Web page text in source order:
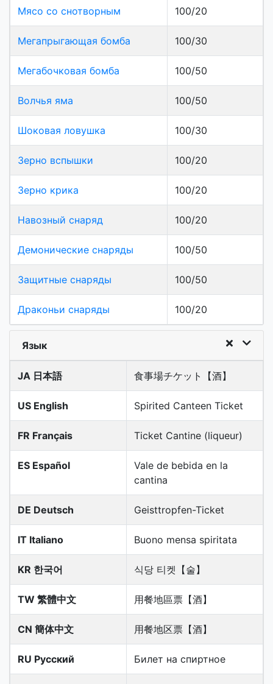
Мясо со снотворным 100/20
Мегапрыгающая бомба 100/30
Мегабочковая бомба 100/50
Волчья яма 100/50
Шоковая ловушка 100/30
Зерно вспышки 100/20
Зерно крика 100/20
Навозный снаряд 100/20
Демонические снаряды 100/50
Защитные снаряды 100/50
Драконьи снаряды 100/20
Язык
JA 日本語 食事場チケット【酒】
US English Spirited Canteen Ticket
FR Français Ticket Cantine (liqueur)
ES Español
Vale de bebida en la
cantina
DE Deutsch Geisttropfen-Ticket
IT Italiano Buono mensa spiritata
KR 한국어 식당 티켓【술】
TW 繁體中文 用餐地區票【酒】
CN 簡体中文 用餐地区票【酒】
RU Русский Билет на спиртное